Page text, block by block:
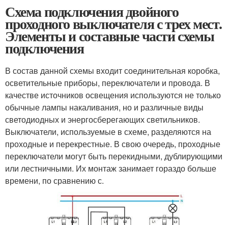
Схема подключения двойного
проходного выключателя с трех мест.
Элементы и составные части схемы
подключения
В состав данной схемы входит соединительная коробка,
осветительные приборы, переключатели и провода. В
качестве источников освещения используются не только
обычные лампы накаливания, но и различные виды
светодиодных и энергосберегающих светильников.
Выключатели, используемые в схеме, разделяются на
проходные и перекрестные. В свою очередь, проходные
переключатели могут быть перекидными, дублирующими
или лестничными. Их монтаж занимает гораздо больше
времени, по сравнению с.